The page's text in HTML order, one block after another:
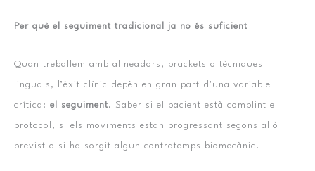
Per què el seguiment tradicional ja no és suficient
Quan treballem amb alineadors, brackets o tècniques
linguals, l’èxit clínic depèn en gran part d’una variable
crítica: el seguiment. Saber si el pacient està complint el
protocol, si els moviments estan progressant segons allò
previst o si ha sorgit algun contratemps biomecànic.